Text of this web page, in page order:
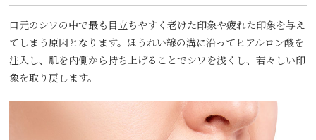
口元のシワの中で最も目立ちやすく老けた印象や疲れた印象を与え
てしまう原因となります。ほうれい線の溝に沿ってヒアルロン酸を
注入し、肌を内側から持ち上げることでシワを浅くし、若々しい印
象を取り戻します。